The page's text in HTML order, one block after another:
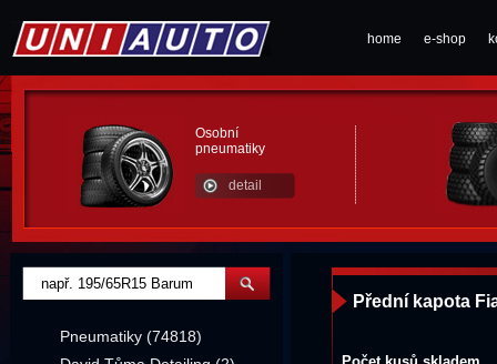
home e-shop
Osobní
pneumatiky
detail
Přední kapota
Pneumatiky (74818)